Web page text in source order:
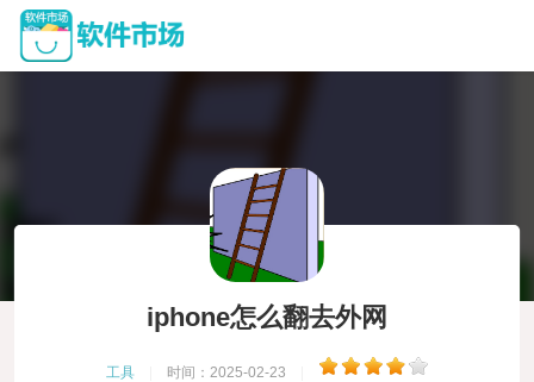
iphone怎么翻去外网
工具 时间：2025-02-23